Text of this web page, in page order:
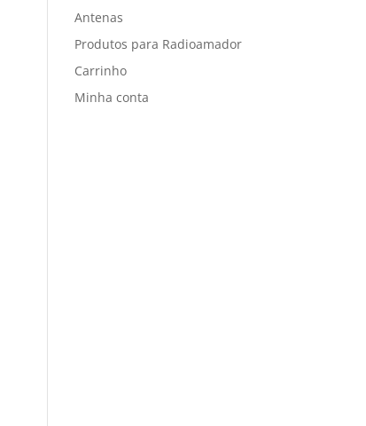
Antenas
Produtos para Radioamador
Carrinho
Minha conta